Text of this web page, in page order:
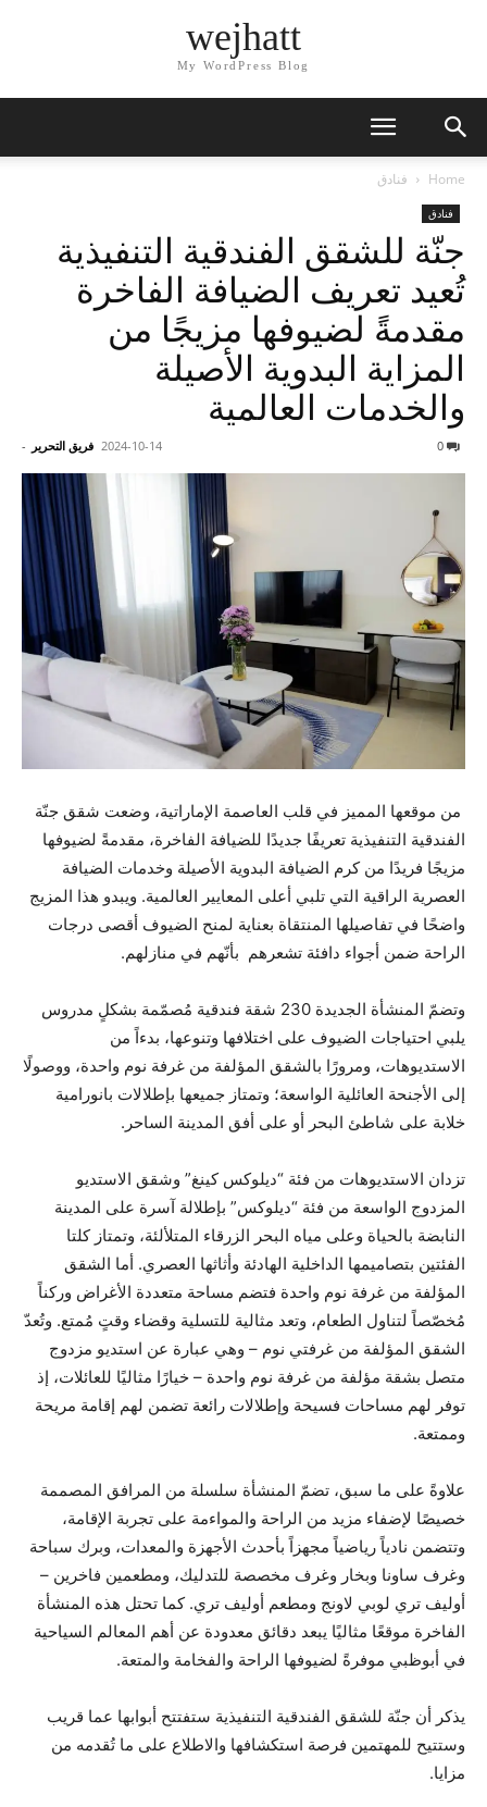
wejhatt
My WordPress Blog
Home فنادق
فنادق
جنّة للشقق الفندقية التنفيذية
تُعيد تعريف الضيافة الفاخرة
مقدمةً لضيوفها مزيجًا من
المزاية البدوية الأصيلة
والخدمات العالمية
فريق التحرير - 2024-10-14
من موقعها المميز في قلب العاصمة الإماراتية، وضعت شقق جنّة
الفندقية التنفيذية تعريفًا جديدًا للضيافة الفاخرة، مقدمةً لضيوفها
مزيجًا فريدًا من كرم الضيافة البدوية الأصيلة وخدمات الضيافة
العصرية الراقية التي تلبي أعلى المعايير العالمية. ويبدو هذا المزيج
واضحًا في تفاصيلها المنتقاة بعناية لمنح الضيوف أقصى درجات
الراحة ضمن أجواء دافئة تشعرهم بأنّهم في منازلهم.
وتضمّ المنشأة الجديدة 230 شقة فندقية مُصمّمة بشكلٍ مدروس
يلبي احتياجات الضيوف على اختلافها وتنوعها، بدءاً من
الاستديوهات، ومرورًا بالشقق المؤلفة من غرفة نوم واحدة، ووصولًا
إلى الأجنحة العائلية الواسعة؛ وتمتاز جميعها بإطلالات بانورامية
خلابة على شاطئ البحر أو على أفق المدينة الساحر.
تزدان الاستديوهات من فئة “ديلوكس كينغ” وشقق الاستديو
المزدوج الواسعة من فئة “ديلوكس” بإطلالة آسرة على المدينة
النابضة بالحياة وعلى مياه البحر الزرقاء المتلألئة، وتمتاز كلتا
الفئتين بتصاميمها الداخلية الهادئة وأثاثها العصري. أما الشقق
المؤلفة من غرفة نوم واحدة فتضم مساحة متعددة الأغراض وركناً
مُخصّصاً لتناول الطعام، وتعد مثالية للتسلية وقضاء وقتٍ مُمتع. وتُعدّ
الشقق المؤلفة من غرفتي نوم – وهي عبارة عن استديو مزدوج
متصل بشقة مؤلفة من غرفة نوم واحدة – خيارًا مثاليًا للعائلات، إذ
توفر لهم مساحات فسيحة وإطلالات رائعة تضمن لهم إقامة مريحة
وممتعة.
علاوةً على ما سبق، تضمّ المنشأة سلسلة من المرافق المصممة
خصيصًا لإضفاء مزيد من الراحة والمواءمة على تجربة الإقامة،
وتتضمن نادياً رياضياً مجهزاً بأحدث الأجهزة والمعدات، وبرك سباحة
وغرف ساونا وبخار وغرف مخصصة للتدليك، ومطعمين فاخرين –
أوليف تري لوبي لاونج ومطعم أوليف تري. كما تحتل هذه المنشأة
الفاخرة موقعًا مثاليًا يبعد دقائق معدودة عن أهم المعالم السياحية
في أبوظبي موفرةً لضيوفها الراحة والفخامة والمتعة.
يذكر أن جنّة للشقق الفندقية التنفيذية ستفتتح أبوابها عما قريب
وستتيح للمهتمين فرصة استكشافها والاطلاع على ما تُقدمه من
مزايا.